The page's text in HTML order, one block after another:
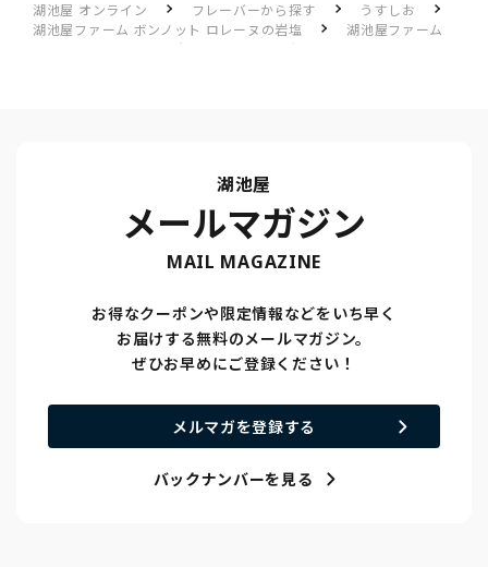
湖池屋 オンライン
フレーバーから探す
うすしお
湖池屋ファーム ボンノット ロレーヌの岩塩
湖池屋ファーム
ボンノット ロレーヌの岩塩のレビュー一覧
湖池屋
メールマガジン
MAIL MAGAZINE
お得なクーポンや限定情報などをいち早く
お届けする無料のメールマガジン。
ぜひお早めにご登録ください！
メルマガを登録する
バックナンバーを見る